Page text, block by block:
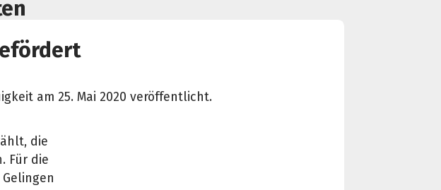
am 25. Mai 2020 veröffentlicht.
die
Für die